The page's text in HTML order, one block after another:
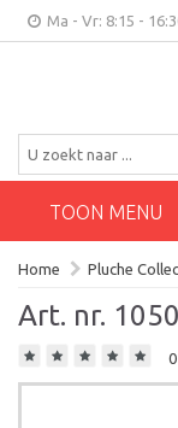
Ma - Vr: 8:15 -
TOON MENU
Home Pluche
Art. nr.